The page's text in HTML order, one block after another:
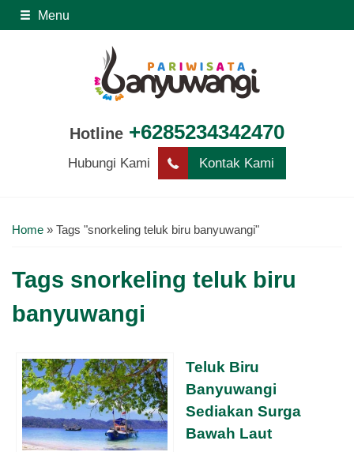
Menu
Hotline +6285234342470
Hubungi Kami Kontak Kami
Home » Tags "snorkeling teluk biru banyuwangi"
Tags snorkeling teluk biru
banyuwangi
Teluk Biru
Banyuwangi
Sediakan Surga
Bawah Laut